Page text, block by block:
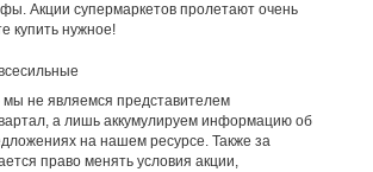
Акции супермаркетов пролетают очень
купить нужное!
не являемся представителем
а лишь аккумулируем информацию об
на нашем ресурсе. Также за
право менять условия акции,